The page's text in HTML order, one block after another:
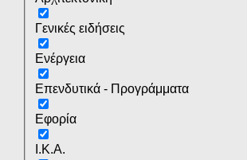
Γενικές ειδήσεις
Ενέργεια
Επενδυτικά - Προγράμματα
Εφορία
Ι.Κ.Α.